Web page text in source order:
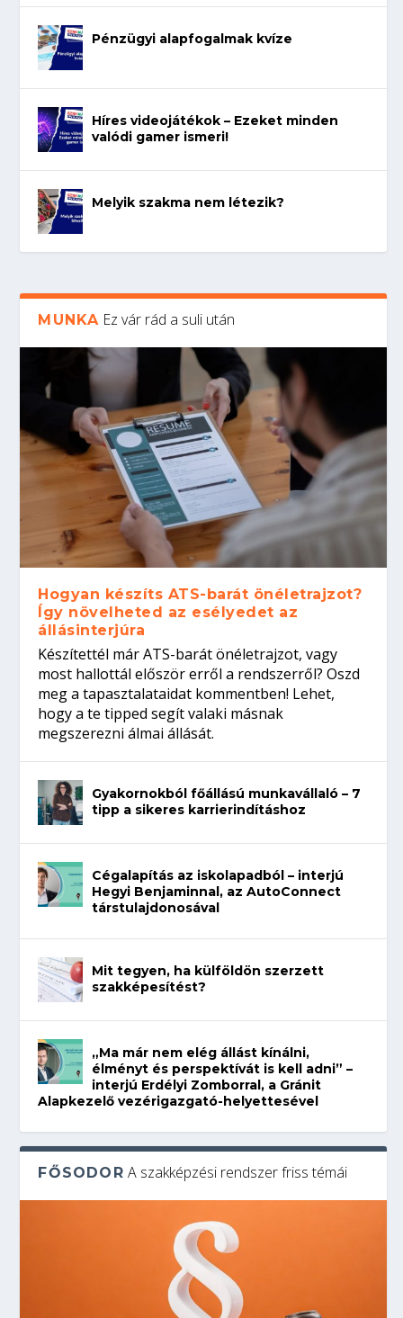
Pénzügyi alapfogalmak kvíze
Híres videojátékok – Ezeket minden
valódi gamer ismeri!
Melyik szakma nem létezik?
MUNKA Ez vár rád a suli után
Hogyan készíts ATS-barát önéletrajzot?
Így növelheted az esélyedet az
állásinterjúra
Készítettél már ATS-barát önéletrajzot, vagy
most hallottál először erről a rendszerről? Oszd
meg a tapasztalataidat kommentben! Lehet,
hogy a te tipped segít valaki másnak
megszerezni álmai állását.
Gyakornokból főállású munkavállaló – 7
tipp a sikeres karrierindításhoz
Cégalapítás az iskolapadból – interjú
Hegyi Benjaminnal, az AutoConnect
társtulajdonosával
Mit tegyen, ha külföldön szerzett
szakképesítést?
„Ma már nem elég állást kínálni,
élményt és perspektívát is kell adni” –
interjú Erdélyi Zomborral, a Gránit
Alapkezelő vezérigazgató-helyettesével
FŐSODOR A szakképzési rendszer friss témái